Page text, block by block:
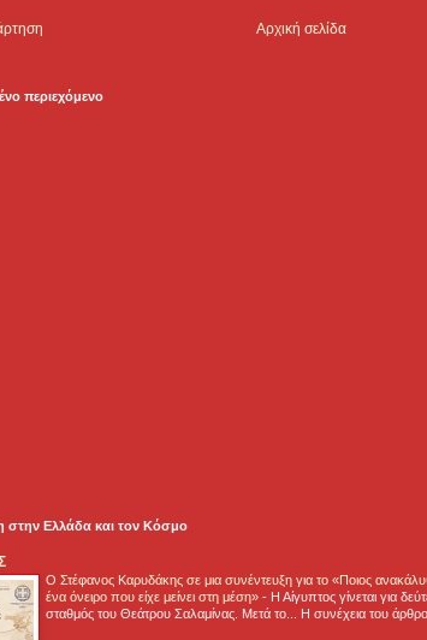
Αρχική σελίδα
περιεχόμενο
Ελλάδα και τoν Κόσμο
Ο Στέφανος Καρυδάκης σε μια συνέντευξη για το «Ποιος
ένα όνειρο που είχε μείνει στη μέση» - Η Αίγυπτος γίνεται για
σταθμός του Θεάτρου Σαλαμίνας. Μετά το... Η συνέχεια του